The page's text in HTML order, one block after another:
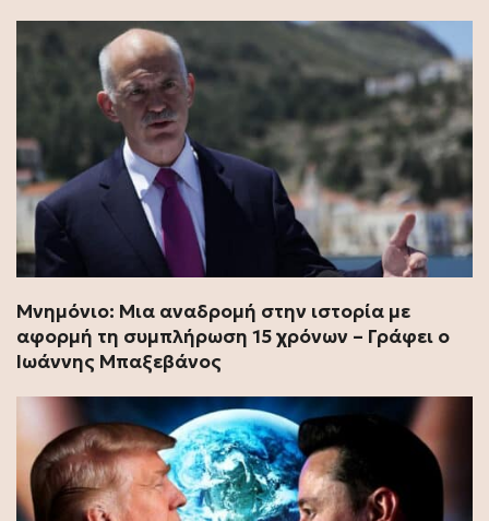
Μνημόνιο: Μια αναδρομή στην ιστορία με
αφορμή τη συμπλήρωση 15 χρόνων – Γράφει ο
Ιωάννης Μπαξεβάνος